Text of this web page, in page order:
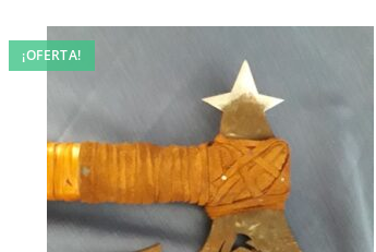
¡OFERTA!